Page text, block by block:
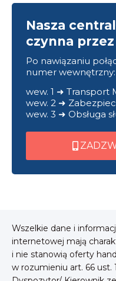
Nasza
czynna przez
Po nawiązaniu
numer wewnętrzny:
wew. 1 ➜ Transport
wew. 2 ➜
wew. 3 ➜ Obsługa
Wszelkie dane i
internetowej mają
i nie stanowią oferty
w rozumieniu art. 66 ust.